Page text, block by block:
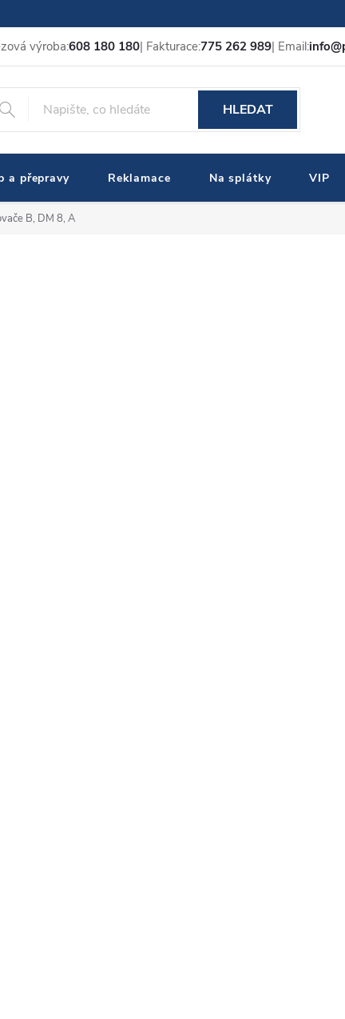
výroba:608 180 180| Fakturace:775 262 989| Email:
HLEDAT
a přepravy Reklamace Na splátky VIP
B, DM 8, A